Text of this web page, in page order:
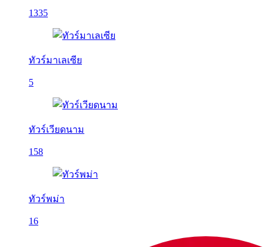
1335
ทัวร์มาเลเซีย
5
ทัวร์เวียดนาม
158
ทัวร์พม่า
16